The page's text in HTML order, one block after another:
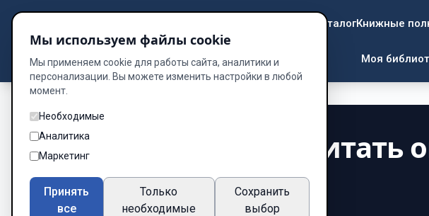
DzenWay Библиотека
КаталогКнижные
Моя
Поэзия книги — читать
бесплатно
Подборка книг по жанру «Поэзия»
Мы используем файлы cookie
Мы применяем cookie для работы сайта, аналитики и
персонализации. Вы можете изменить настройки в любой
момент.
Необходимые
Аналитика
Маркетинг
Принять
все
Только
необходимые
Сохранить
выбор